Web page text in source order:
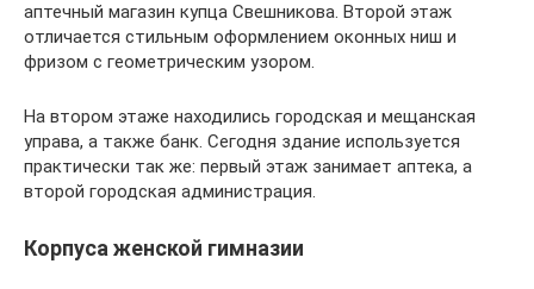
аптечный магазин купца Свешникова. Второй этаж
отличается стильным оформлением оконных ниш и
фризом с геометрическим узором.
На втором этаже находились городская и мещанская
управа, а также банк. Сегодня здание используется
практически так же: первый этаж занимает аптека, а
второй городская администрация.
Корпуса женской гимназии